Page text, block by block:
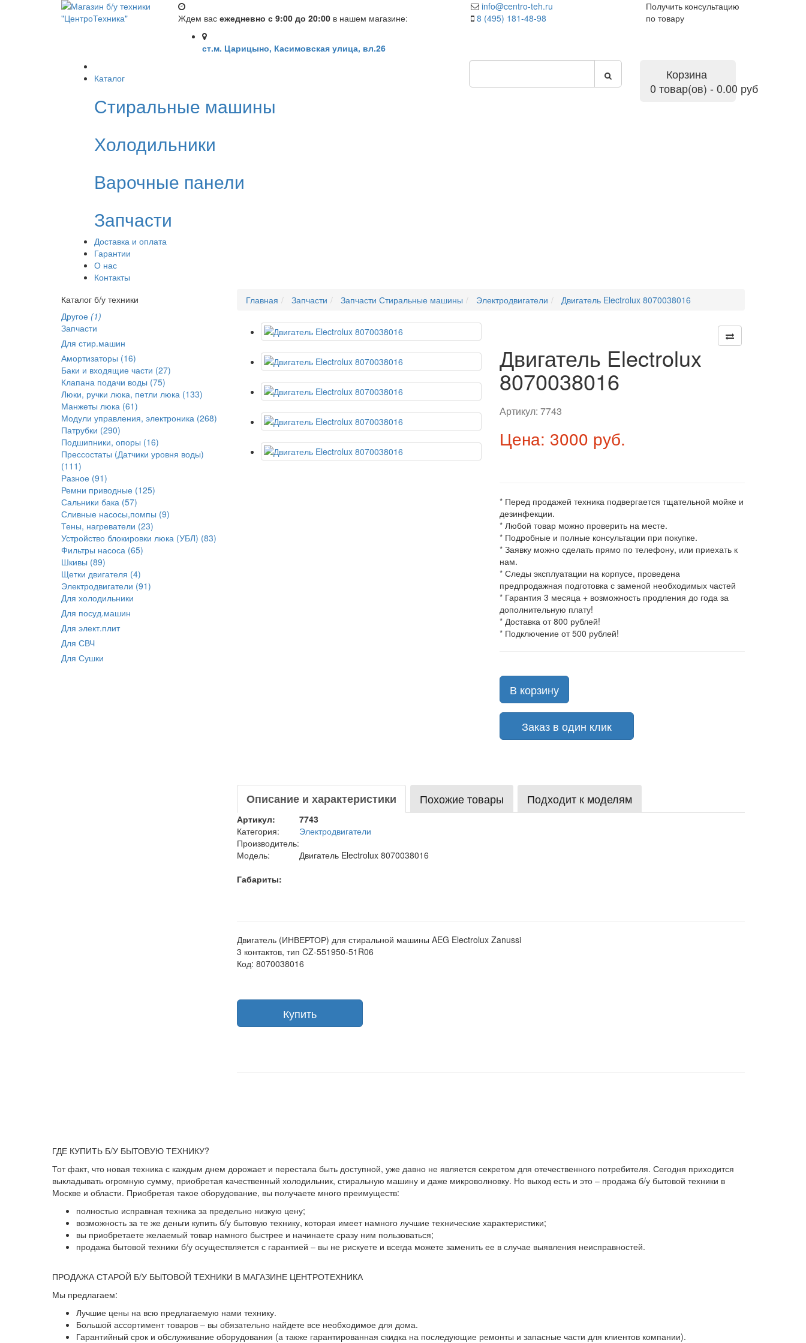
Ждем вас ежедневно с 9:00 до 20:00 в нашем магазине:
ст.м. Царицыно, Касимовская улица, вл.26
info@centro-teh.ru
8 (495) 181-48-98
Получить консультацию
по товару
Каталог
Стиральные машины
Холодильники
Варочные панели
Запчасти
Доставка и оплата
Гарантии
О нас
Контакты
Корзина
0 товар(ов) - 0.00 руб
Каталог б/у техники
Другое (1)
Запчасти
Для стир.машин
Амортизаторы (16)
Баки и входящие части (27)
Клапана подачи воды (75)
Люки, ручки люка, петли люка (133)
Манжеты люка (61)
Модули управления, электроника (268)
Патрубки (290)
Подшипники, опоры (16)
Прессостаты (Датчики уровня воды)
(111)
Разное (91)
Ремни приводные (125)
Сальники бака (57)
Сливные насосы,помпы (9)
Тены, нагреватели (23)
Устройство блокировки люка (УБЛ) (83)
Фильтры насоса (65)
Шкивы (89)
Щетки двигателя (4)
Электродвигатели (91)
Для холодильники
Для посуд.машин
Для элект.плит
Для СВЧ
Для Сушки
Главная Запчасти Запчасти Стиральные машины Электродвигатели Двигатель Electrolux 8070038016
Двигатель Electrolux
8070038016
Артикул:7743
Цена: 3000 руб.
* Перед продажей техника подвергается тщательной мойке и
дезинфекции.
* Любой товар можно проверить на месте.
* Подробные и полные консультации при покупке.
* Заявку можно сделать прямо по телефону, или приехать к
нам.
* Следы эксплуатации на корпусе, проведена
предпродажная подготовка с заменой необходимых частей
* Гарантия 3 месяца + возможность продления до года за
дополнительную плату!
* Доставка от 800 рублей!
* Подключение от 500 рублей!
В корзину
Заказ в один клик
Описание и характеристики Похожие товары Подходит к моделям
Артикул:
7743
Категория:
Электродвигатели
Производитель:
Модель:
Двигатель Electrolux 8070038016
Габариты:
Двигатель (ИНВЕРТОР) для стиральной машины AEG Electrolux Zanussi
3 контактов, тип CZ-551950-51R06
Код: 8070038016
ГДЕ КУПИТЬ Б/У БЫТОВУЮ ТЕХНИКУ?
Тот факт, что новая техника с каждым днем дорожает и перестала быть доступной, уже давно не является секретом для отечественного потребителя. Сегодня приходится
выкладывать огромную сумму, приобретая качественный холодильник, стиральную машину и даже микроволновку. Но выход есть и это – продажа б/у бытовой техники в
Москве и области. Приобретая такое оборудование, вы получаете много преимуществ:
полностью исправная техника за предельно низкую цену;
возможность за те же деньги купить б/у бытовую технику, которая имеет намного лучшие технические характеристики;
вы приобретаете желаемый товар намного быстрее и начинаете сразу ним пользоваться;
продажа бытовой техники б/у осуществляется с гарантией – вы не рискуете и всегда можете заменить ее в случае выявления неисправностей.
ПРОДАЖА СТАРОЙ Б/У БЫТОВОЙ ТЕХНИКИ В МАГАЗИНЕ ЦЕНТРОТЕХНИКА
Мы предлагаем:
Лучшие цены на всю предлагаемую нами технику.
Большой ассортимент товаров – вы обязательно найдете все необходимое для дома.
Гарантийный срок и обслуживание оборудования (а также гарантированная скидка на последующие ремонты и запасные части для клиентов компании).